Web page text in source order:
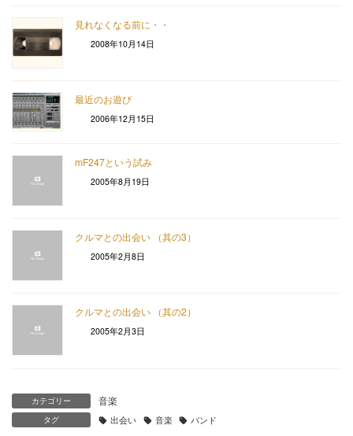
見れなくなる前に・・
2008年10月14日
最近のお遊び
2006年12月15日
mF247という試み
2005年8月19日
クルマとの出会い （其の3）
2005年2月8日
クルマとの出会い （其の2）
2005年2月3日
カテゴリー 音楽
タグ 出会い 音楽 バンド